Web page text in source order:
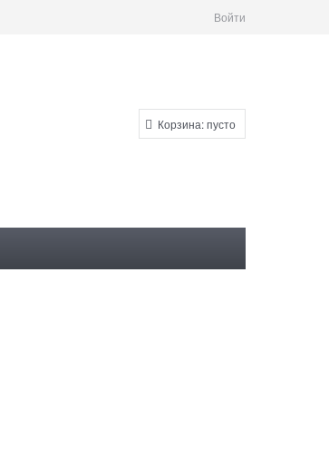
Войти
Корзина:пусто